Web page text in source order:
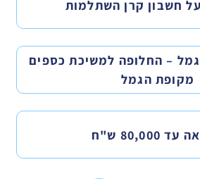
חשבון קרן השתלמות
– החלופה למשיכת כספים
מקופת הגמל
80,000 ש"ח